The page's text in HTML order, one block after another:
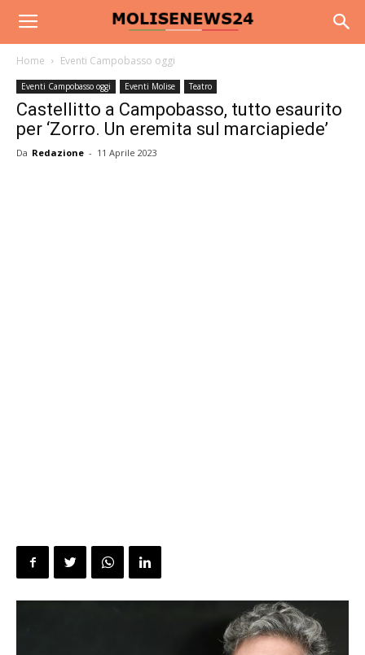
Home Eventi Campobasso oggi
Eventi Campobasso oggi Eventi Molise Teatro
Castellitto a Campobasso, tutto esaurito
per ‘Zorro. Un eremita sul marciapiede’
Da Redazione - 11 Aprile 2023